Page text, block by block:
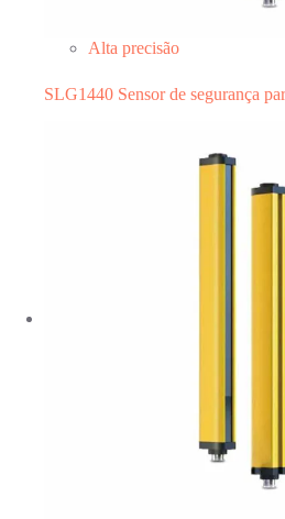
Alta precisão
SLG1440 Sensor de segurança